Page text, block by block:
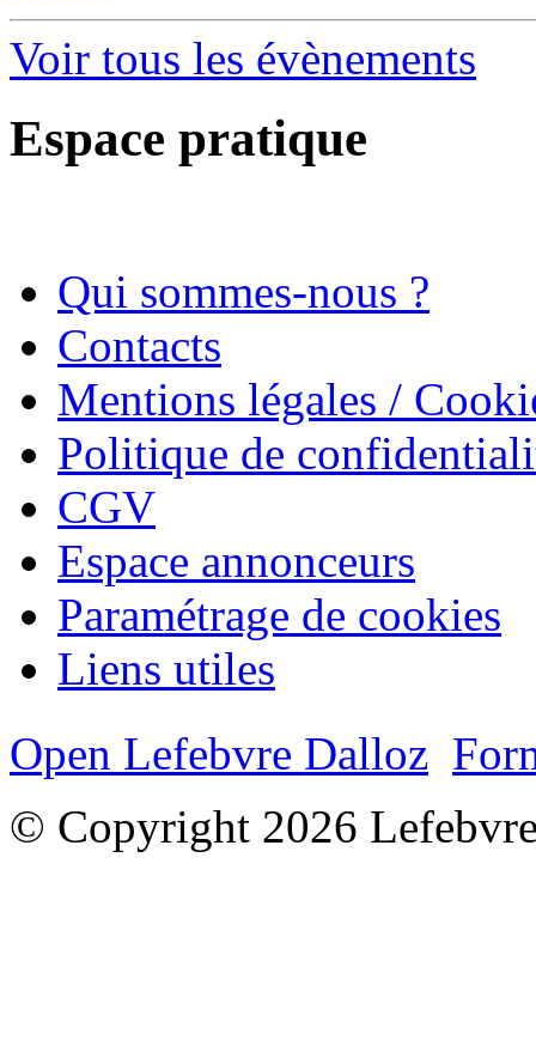
Voir tous les évènements
Espace pratique
Qui sommes-nous ?
Contacts
Mentions légales /
Politique de
CGV
Espace annonceurs
Paramétrage de cookies
Liens utiles
Open Lefebvre Dalloz
© Copyright 2026